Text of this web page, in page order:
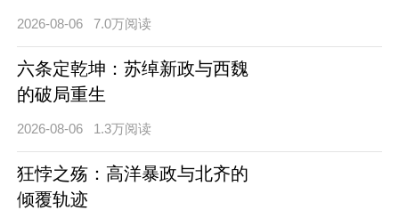
2026-08-06 7.0万阅读
六条定乾坤：苏绰新政与西魏
的破局重生
2026-08-06 1.3万阅读
狂悖之殇：高洋暴政与北齐的
倾覆轨迹